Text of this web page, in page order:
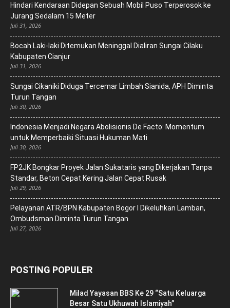
Hindari Kendaraan Didepan Sebuah Mobil Puso Terperosok ke
Jurang Sedalam 15 Meter
Juli 31, 2026
Bocah Laki-laki Ditemukan Meninggal Dialiran Sungai Cilaku
Kabupaten Cianjur
Juli 31, 2026
Sungai Cikaniki Diduga Tercemar Limbah Sianida, APH Diminta
Turun Tangan
Juli 30, 2026
‎Indonesia Menjadi Negara Abolisionis De Facto: Momentum
untuk Memperbaiki Situasi Hukuman Mati
Juli 30, 2026
FP2JK Bongkar Proyek Jalan Sukataris yang Dikerjakan Tanpa
Standar, Beton Cepat Kering Jalan Cepat Rusak
Juli 29, 2026
Pelayanan ATR/BPN Kabupaten Bogor I Dikeluhkan Lamban,
Ombudsman Diminta Turun Tangan
Juli 27, 2026
POSTING POPULER
Milad Yayasan BBS Ke 29 “Satu Keluarga
Besar Satu Ukhuwah Islamiyah”